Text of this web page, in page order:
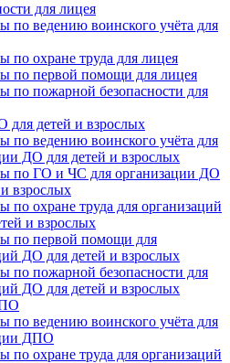
для лицея
по ведению воинского учёта для
по охране труда для лицея
по первой помощи для лицея
по пожарной безопасности для
для детей и взрослых
по ведению воинского учёта для
ДО для детей и взрослых
по ГО и ЧС для организации ДО
взрослых
по охране труда для организаций
и взрослых
по первой помощи для
ДО для детей и взрослых
по пожарной безопасности для
ДО для детей и взрослых
по ведению воинского учёта для
ДПО
по охране труда для организаций